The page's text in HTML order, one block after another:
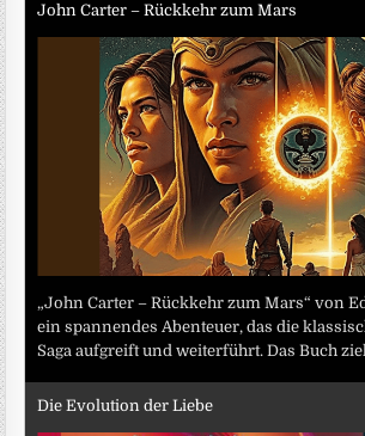
John Carter – Rückkehr zum Mars
„John Carter – Rückkehr zum Mars“ von
ein spannendes Abenteuer, das die
Saga aufgreift und weiterführt. Das Buch
Die Evolution der Liebe